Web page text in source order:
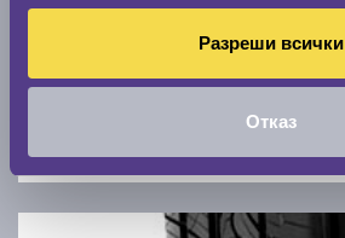
Разреши всички
Отказ